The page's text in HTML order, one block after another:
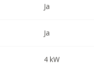
Ja
Ja
4 kW